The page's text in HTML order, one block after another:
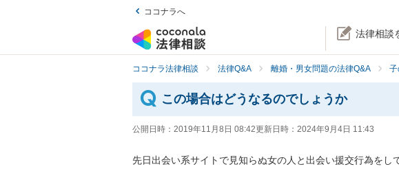
ココナラへ
法律相談
ココナラ法律相談 法律Q&A 離婚・男女問題の法律Q&A
この場合はどうなるのでしょうか
公開日時： 2019年11月8日 08:42更新日時： 2024年9月4日 11:43
先日出会い系サイトで見知らぬ女の人と出会い援交行為をし